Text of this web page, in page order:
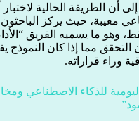
أن الطريقة الحالية
معيبة، حيث يركز
وهو ما يسميه الفريق
التحقق مما إذا كان النموذج
وراء قراراته.
للذكاء الاصطناعي